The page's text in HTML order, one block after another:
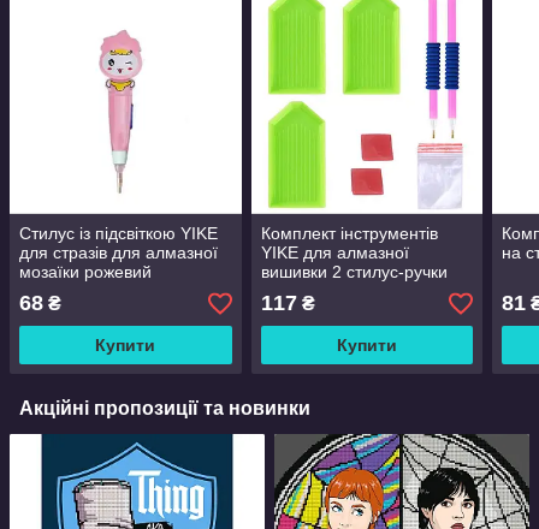
Стилус із підсвіткою YIKE
для стразів для алмазної
мозаїки рожевий
68 ₴
Купити
Комплект інструментів
YIKE для алмазної
вишивки 2 стилус-ручки
м'які 3 лотки 2 клею zip-
пакети
117₴
Купити
на
81
Акційні пропозиції та новинки